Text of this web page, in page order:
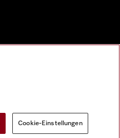
Cookie-Einstellungen